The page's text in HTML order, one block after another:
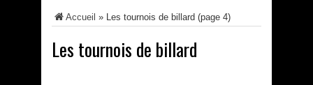
Accueil » Les tournois de billard (page 4)
Les tournois de billard